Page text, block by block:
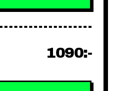
1090:-